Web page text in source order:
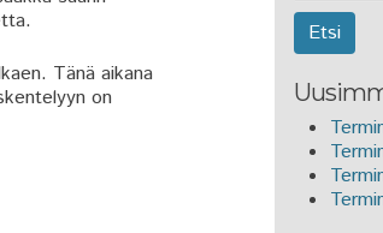
Tänä aikana
on